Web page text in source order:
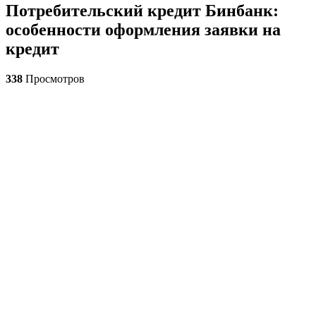
Потребительский кредит Бинбанк:
особенности оформления заявки на
кредит
338 Просмотров